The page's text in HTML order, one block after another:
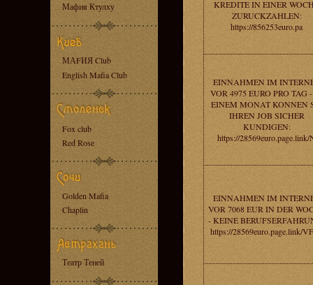
Мафия Ктулху
МАFИЯ Club
English Mafia Club
Fox club
Red Rose
Golden Mafia
Chaplin
Театр Теней
KREDITE IN EINER
ZURUCKZAHLEN:
https://856253euro.pa
EINNAHMEN IM
VOR 4975 EURO PRO TAG
EINEM MONAT KONNEN
IHREN JOB SICHER
KUNDIGEN:
https://28569euro.page.link/
EINNAHMEN IM
VOR 7068 EUR IN DER
- KEINE
https://28569euro.page.link/